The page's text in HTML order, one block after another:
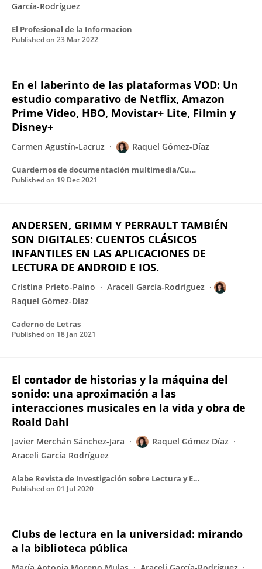
García-Rodríguez
El Profesional de la Informacion
Published on 23 Mar 2022
En el laberinto de las plataformas VOD: Un
estudio comparativo de Netflix, Amazon
Prime Video, HBO, Movistar+ Lite, Filmin y
Disney+
Carmen Agustín-Lacruz Raquel Gómez-Díaz
Cuardernos de documentación multimedia/Cuadernos de documentación multimedia
Published on 19 Dec 2021
ANDERSEN, GRIMM Y PERRAULT TAMBIÉN
SON DIGITALES: CUENTOS CLÁSICOS
INFANTILES EN LAS APLICACIONES DE
LECTURA DE ANDROID E IOS.
Cristina Prieto-Paíno
Araceli García-Rodríguez
Raquel Gómez-Díaz
Caderno de Letras
Published on 18 Jan 2021
El contador de historias y la máquina del
sonido: una aproximación a las
interacciones musicales en la vida y obra de
Roald Dahl
Javier Merchán Sánchez-Jara
Raquel Gómez Díaz
Araceli García Rodríguez
Alabe Revista de Investigación sobre Lectura y Escritura
Published on 01 Jul 2020
Clubs de lectura en la universidad: mirando
a la biblioteca pública